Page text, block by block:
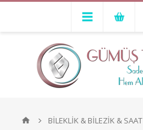
BİLEKLİK & BİLEZİK & SAAT